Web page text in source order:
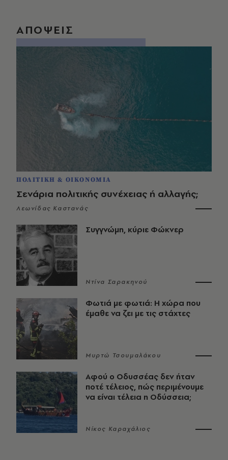
ΑΠΟΨΕΙΣ
ΠΟΛΙΤΙΚΗ & ΟΙΚΟΝΟΜΙΑ
Σενάρια πολιτικής συνέχειας ή αλλαγής;
Λεωνίδας Καστανάς
Συγγνώμη, κύριε Φώκνερ
Ντίνα Σαρακηνού
Φωτιά με φωτιά: Η χώρα που
έμαθε να ζει με τις στάχτες
Μυρτώ Τσουμαλάκου
Αφού ο Οδυσσέας δεν ήταν
ποτέ τέλειος, πώς περιμένουμε
να είναι τέλεια η Οδύσσεια;
Νίκος Καραχάλιος